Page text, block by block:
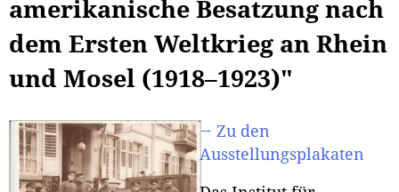
amerikanische Besatzung nach
dem Ersten Weltkrieg an Rhein
und Mosel (1918–1923)"
→ Zu den
Ausstellungsplakaten